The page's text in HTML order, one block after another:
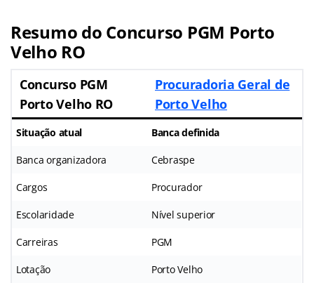
Resumo do Concurso PGM Porto
Velho RO
Concurso PGM
Porto Velho RO
Procuradoria Geral de
Porto Velho
Situação atual Banca definida
Banca organizadora Cebraspe
Cargos Procurador
Escolaridade Nível superior
Carreiras PGM
Lotação Porto Velho